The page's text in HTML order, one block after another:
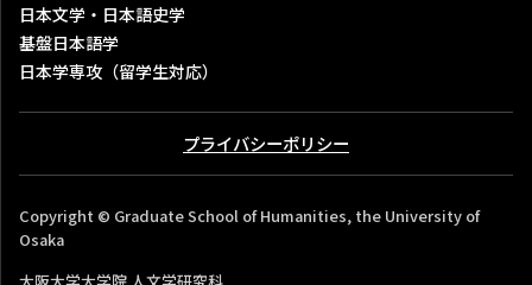
日本文学・日本語史学
基盤日本語学
日本学専攻（留学生対応）
プライバシーポリシー
Copyright © Graduate School of Humanities, the University of
Osaka
大阪大学大学院 人文学研究科